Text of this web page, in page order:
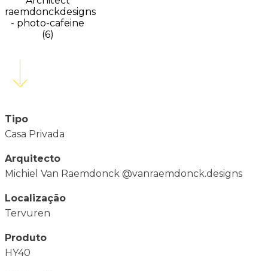
Tipo
Casa Privada
Arquitecto
Michiel Van Raemdonck @vanraemdonck.designs
Localização
Tervuren
Produto
HY40